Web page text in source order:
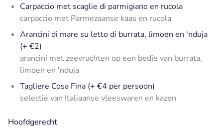
Carpaccio met scaglie di parmigiano en rucola
carpaccio met Parmezaanse kaas en rucola
Arancini di mare su letto di burrata, limoen en 'nduja
(+ €2)
arancini met zeevruchten op een bedje van burrata,
limoen en 'nduja
Tagliere Cosa Fina (+ €4 per persoon)
selectie van Italiaanse vleeswaren en kazen
Hoofdgerecht